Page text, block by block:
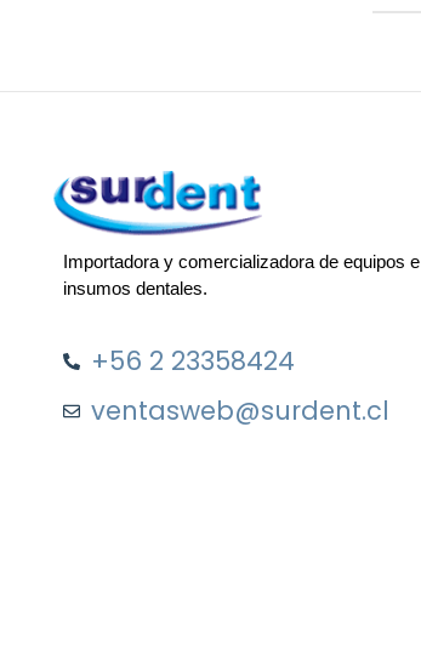
Importadora y comercializadora de equipos e
insumos dentales.
+56 2 23358424
ventasweb@surdent.cl